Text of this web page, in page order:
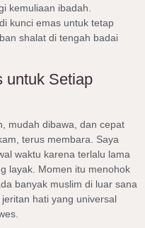
kemuliaan ibadah.
kunci emas untuk tetap
shalat di tengah badai
untuk Setiap
mudah dibawa, dan cepat
terus membara. Saya
waktu karena terlalu lama
layak. Momen itu menohok
banyak muslim di luar sana
hati yang universal